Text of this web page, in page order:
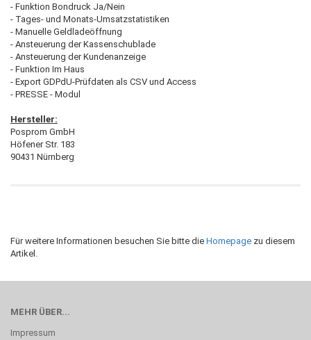
- Funktion Bondruck Ja/Nein
- Tages- und Monats-Umsatzstatistiken
- Manuelle Geldladeöffnung
- Ansteuerung der Kassenschublade
- Ansteuerung der Kundenanzeige
- Funktion Im Haus
- Export GDPdU-Prüfdaten als CSV und Access
- PRESSE - Modul
Hersteller:
Posprom GmbH
Höfener Str. 183
90431 Nürnberg
Für weitere Informationen besuchen Sie bitte die Homepage zu diesem
Artikel.
MEHR ÜBER...
Impressum